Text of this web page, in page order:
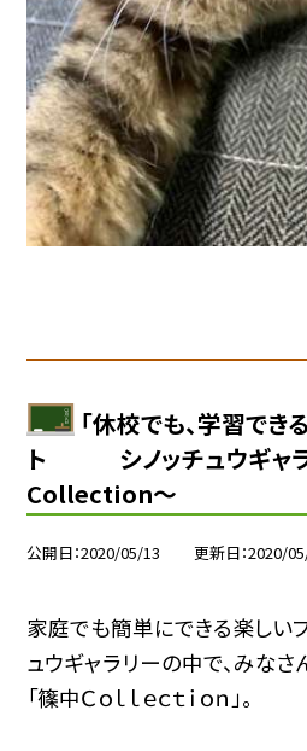
「休校でも、学習でき
ト シノッチュウギャ
Collection〜
公開日 2020/05/13 更新日 2020/
家庭でも簡単にできる楽しい
ュウギャラリーの中で、みな
「篠中Ｃｏｌｌｅｃｔｉｏｎ」。